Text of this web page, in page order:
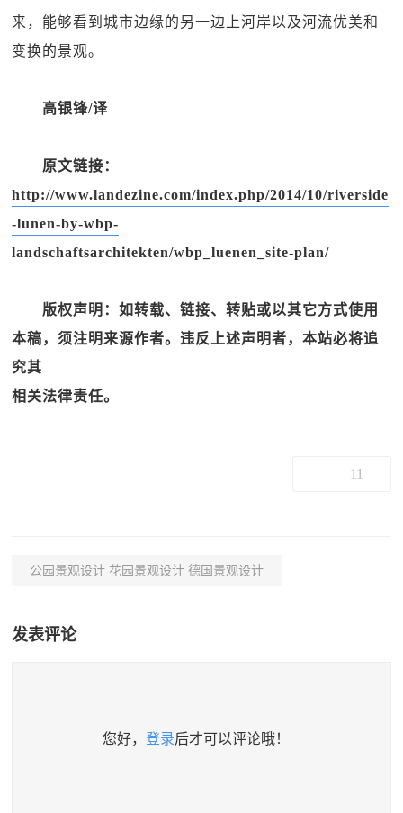
来，能够看到城市边缘的另一边上河岸以及河流优美和
变换的景观。
高银锋/译
原文链接：
http://www.landezine.com/index.php/2014/10/riverside
-lunen-by-wbp-
landschaftsarchitekten/wbp_luenen_site-plan/
版权声明：如转载、链接、转贴或以其它方式使用
本稿，须注明来源作者。违反上述声明者，本站必将追
究其
相关法律责任。
11
公园景观设计 花园景观设计 德国景观设计
发表评论
您好， 登录后才可以评论哦！